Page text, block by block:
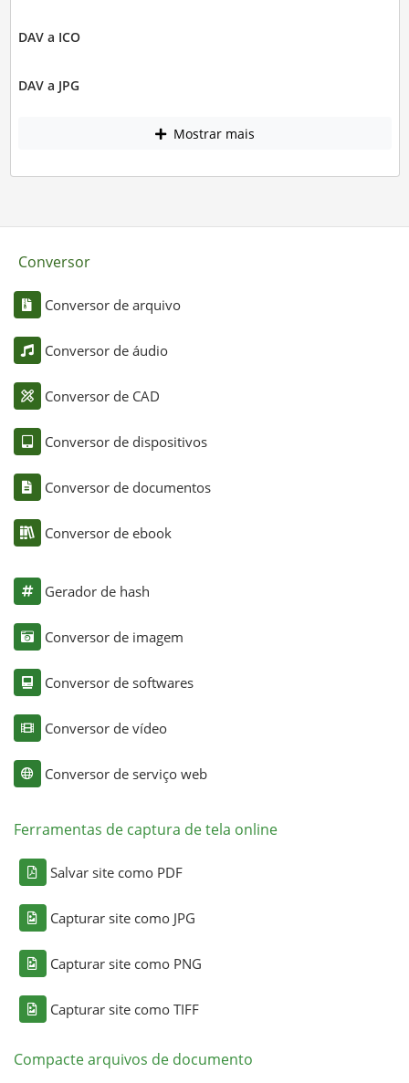
DAV a ICO
DAV a JPG
Mostrar mais
Conversor
Conversor de arquivo
Conversor de áudio
Conversor de CAD
Conversor de dispositivos
Conversor de documentos
Conversor de ebook
Gerador de hash
Conversor de imagem
Conversor de softwares
Conversor de vídeo
Conversor de serviço web
Ferramentas de captura de tela online
Salvar site como PDF
Capturar site como JPG
Capturar site como PNG
Capturar site como TIFF
Compacte arquivos de documento